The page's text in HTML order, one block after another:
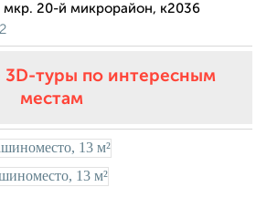
20-й микрорайон, к2036
3D-туры по интересным
местам